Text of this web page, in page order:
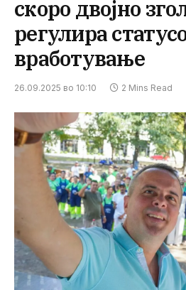
скоро двојно
регулира
вработување
26.09.2025 во 10:10 2 Mins Read